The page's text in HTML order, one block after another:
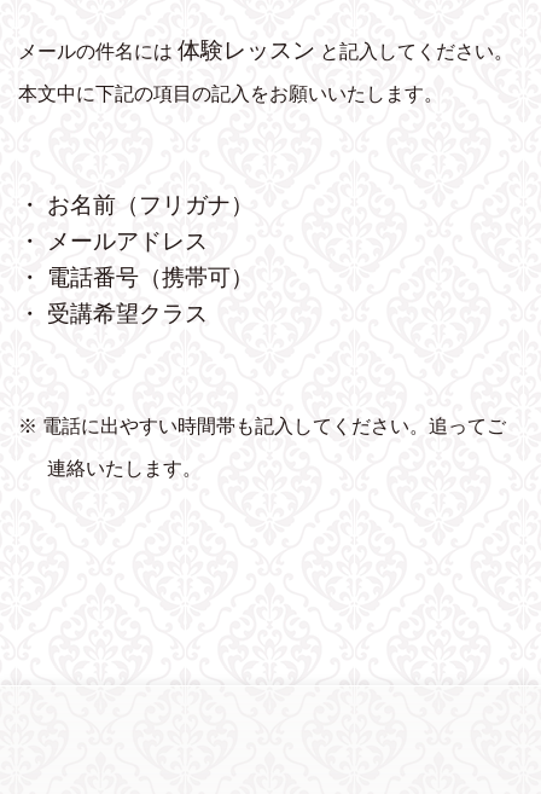
メールの件名には 体験レッスン と記入してください。
本文中に下記の項目の記入をお願いいたします。
・ お名前（フリガナ）
・ メールアドレス
・ 電話番号（携帯可）
・ 受講希望クラス
※ 電話に出やすい時間帯も記入してください。追ってご
連絡いたします。